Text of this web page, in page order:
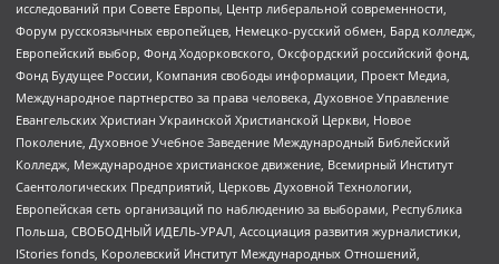
исследований при Совете Европы, Центр либеральной современности,
Форум русскоязычных европейцев, Немецко-русский обмен, Бард колледж,
Европейский выбор, Фонд Ходорковского, Оксфордский российский фонд,
Фонд Будущее России, Компания свободы информации, Проект Медиа,
Международное партнерство за права человека, Духовное Управление
Евангельских Христиан Украинской Христианской Церкви, Новое
Поколение, Духовное Учебное Заведение Международный Библейский
Колледж, Международное христианское движение, Всемирный Институт
Саентологических Предприятий, Церковь Духовной Технологии,
Европейская сеть организаций по наблюдению за выборами, Республика
Польша, СВОБОДНЫЙ ИДЕЛЬ-УРАЛ, Ассоциация развития журналистики,
IStories fonds, Королевский Институт Международных Отношений,